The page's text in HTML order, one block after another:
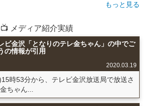
もっと見る
📺 メディア紹介実績
ビ金沢「となりのテレ金ちゃん」の中でご
の情報が引用
2020.03.19
時53分から、テレビ金沢放送局で放送さ
ちゃん...